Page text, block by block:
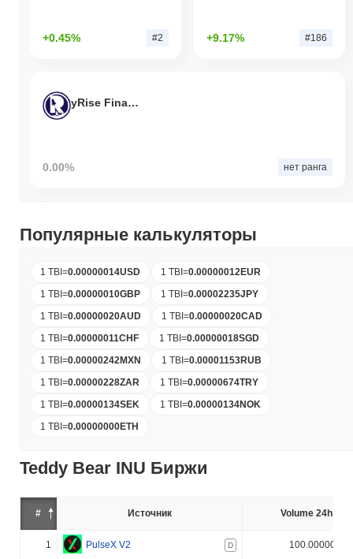
+0.45% #2 +9.17% #186
yRise Finance
0.00% нет ранга
Популярные калькуляторы
1 TBI=0.00000014USD 1 TBI=0.00000012EUR
1 TBI=0.00000010GBP 1 TBI=0.00002235JPY
1 TBI=0.00000020AUD 1 TBI=0.00000020CAD
1 TBI=0.00000011CHF 1 TBI=0.00000018SGD
1 TBI=0.00000242MXN 1 TBI=0.00001153RUB
1 TBI=0.00000228ZAR 1 TBI=0.00000674TRY
1 TBI=0.00000134SEK 1 TBI=0.00000134NOK
1 TBI=0.00000000ETH
Teddy Bear INU Биржи
# Источник Volume 24h (%)
1 PulseX V2 D 100.000000%